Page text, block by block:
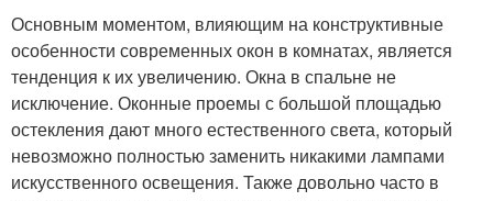
Основным моментом, влияющим на конструктивные
особенности современных окон в комнатах, является
тенденция к их увеличению. Окна в спальне не
исключение. Оконные проемы с большой площадью
остекления дают много естественного света, который
невозможно полностью заменить никакими лампами
искусственного освещения. Также довольно часто в